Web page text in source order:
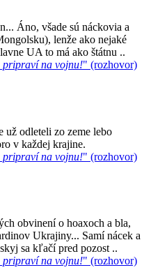
Áno, všade sú náckovia a
lenže ako nejaké
UA to má ako štátnu ..
pripraví na vojnu!" (rozhovor)
už odleteli zo zeme lebo
v každej krajine.
pripraví na vojnu!" (rozhovor)
obvinení o hoaxoch a bla,
Ukrajiny... Samí nácek a
sa kľačí pred pozost ..
pripraví na vojnu!" (rozhovor)